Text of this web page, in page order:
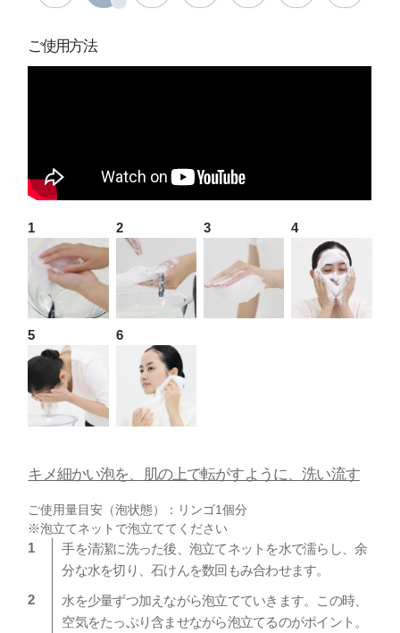
ご使用方法
キメ細かい泡を、肌の上で転がすように、洗い流す
ご使用量目安（泡状態）：リンゴ1個分
※泡立てネットで泡立ててください
手を清潔に洗った後、泡立てネットを水で濡らし、余
分な水を切り、石けんを数回もみ合わせます。
水を少量ずつ加えながら泡立てていきます。この時、
空気をたっぷり含ませながら泡立てるのがポイント。